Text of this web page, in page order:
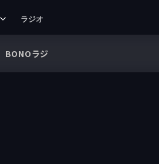
ラジオ
BONOラジ